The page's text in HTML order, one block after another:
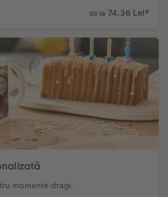
de la 74.36 Lei*
momente dragi.